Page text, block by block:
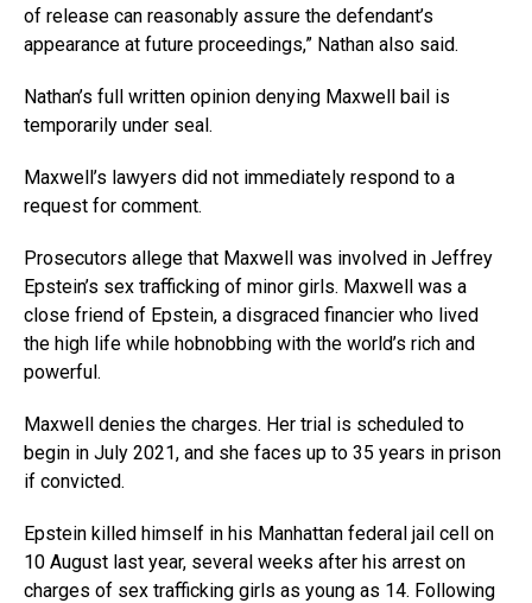
of release can reasonably assure the defendant’s
appearance at future proceedings,” Nathan also said.
Nathan’s full written opinion denying Maxwell bail is
temporarily under seal.
Maxwell’s lawyers did not immediately respond to a
request for comment.
Prosecutors allege that Maxwell was involved in Jeffrey
Epstein’s sex trafficking of minor girls. Maxwell was a
close friend of Epstein, a disgraced financier who lived
the high life while hobnobbing with the world’s rich and
powerful.
Maxwell denies the charges. Her trial is scheduled to
begin in July 2021, and she faces up to 35 years in prison
if convicted.
Epstein killed himself in his Manhattan federal jail cell on
10 August last year, several weeks after his arrest on
charges of sex trafficking girls as young as 14. Following